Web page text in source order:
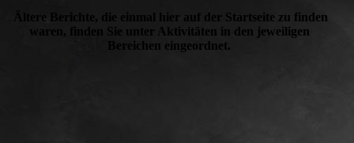
Ältere Berichte, die einmal hier auf der Startseite zu finden
waren, finden Sie unter Aktivitäten in den jeweiligen
Bereichen eingeordnet.